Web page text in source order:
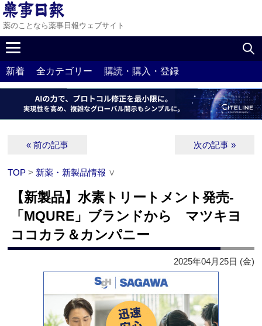
薬のことなら薬事日報ウェブサイト
新着 全カテゴリー 購読・購入・登録
« 前の記事 次の記事 »
TOP > 新薬・新製品情報 ∨
【新製品】水素トリートメント発売‐
「MQURE」ブランドから マツキヨ
ココカラ＆カンパニー
2025年04月25日 (金)